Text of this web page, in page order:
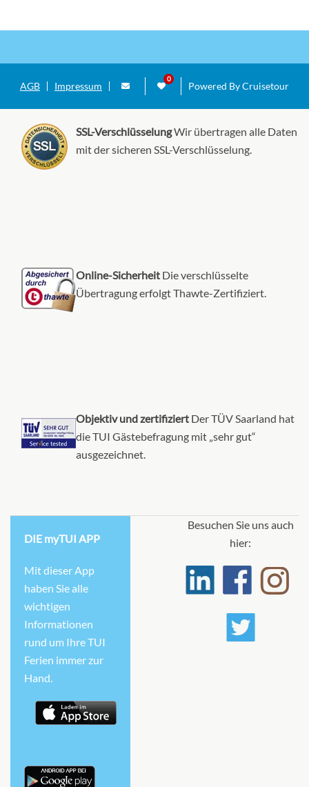
AGB Impressum Powered By Cruisetour
SSL-VerschlüsselungWir übertragen alle Daten
mit der sicheren SSL-Verschlüsselung.
Online-Sicherheit Die verschlüsselte
Übertragung erfolgt Thawte-Zertifiziert.
Objektiv und zertifiziert Der TÜV Saarland hat
die TUI Gästebefragung mit „sehr gut“
ausgezeichnet.
DIE myTUI APP
Mit dieser App
haben Sie alle
wichtigen
Informationen
rund um Ihre TUI
Ferien immer zur
Hand.
Besuchen Sie uns auch
hier: